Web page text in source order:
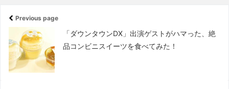
Previous page
「ダウンタウンDX」出演ゲストがハマった、絶
品コンビニスイーツを食べてみた！